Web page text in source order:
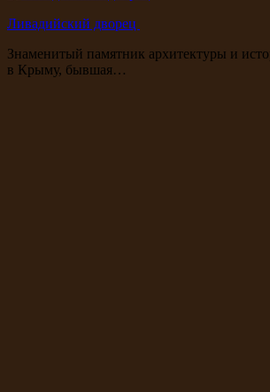
Ливадийский дворец
Знаменитый памятник архитектуры и
в Крыму, бывшая…